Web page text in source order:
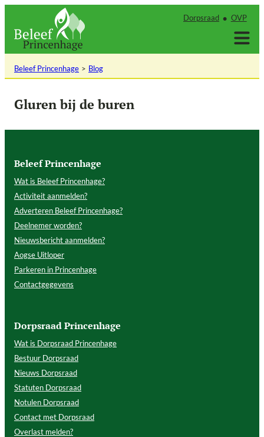
inhoud
Dorpsraad OVP
Beleef Princenhage Blog
Gluren bij de buren
Beleef Princenhage
Wat is Beleef Princenhage?
Activiteit aanmelden?
Adverteren Beleef Princenhage?
Deelnemer worden?
Nieuwsbericht aanmelden?
Aogse Uitloper
Parkeren in Princenhage
Contactgegevens
Dorpsraad Princenhage
Wat is Dorpsraad Princenhage
Bestuur Dorpsraad
Nieuws Dorpsraad
Statuten Dorpsraad
Notulen Dorpsraad
Contact met Dorpsraad
Overlast melden?